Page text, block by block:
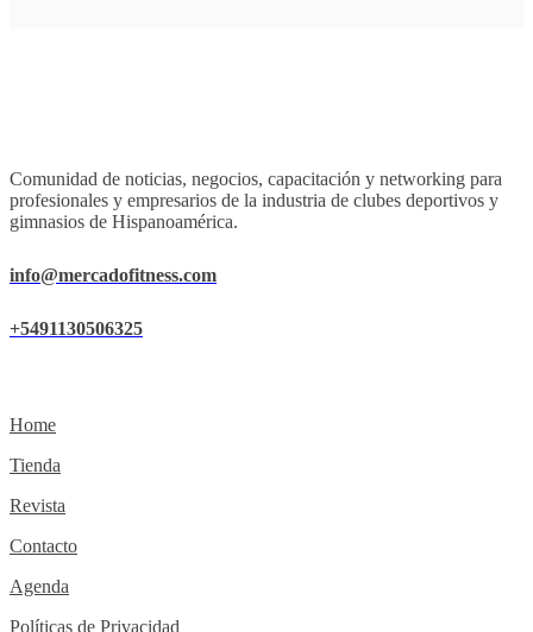
Comunidad de noticias, negocios, capacitación y networking para
profesionales y empresarios de la industria de clubes deportivos y
gimnasios de Hispanoamérica.
info@mercadofitness.com
+5491130506325
Home
Tienda
Revista
Contacto
Agenda
Políticas de Privacidad